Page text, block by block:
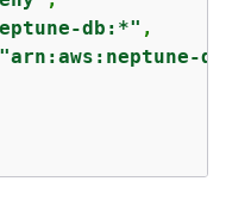
db:*" ,
"arn:aws:neptune-db: